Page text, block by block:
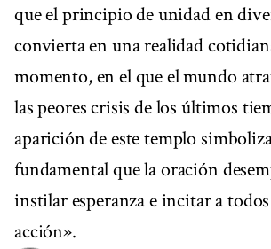
que el principio de unidad en
convierta en una realidad
momento, en el que el mundo
las peores crisis de los últimos
aparición de este templo
fundamental que la oración
instilar esperanza e incitar a todos
acción».